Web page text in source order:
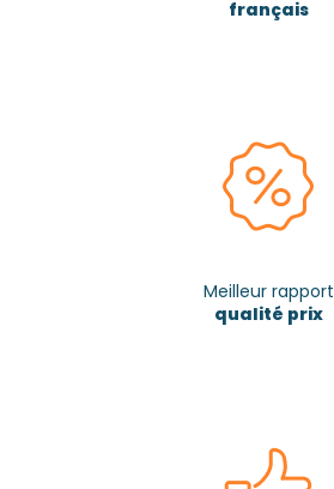
français
Meilleur rapport
qualité prix